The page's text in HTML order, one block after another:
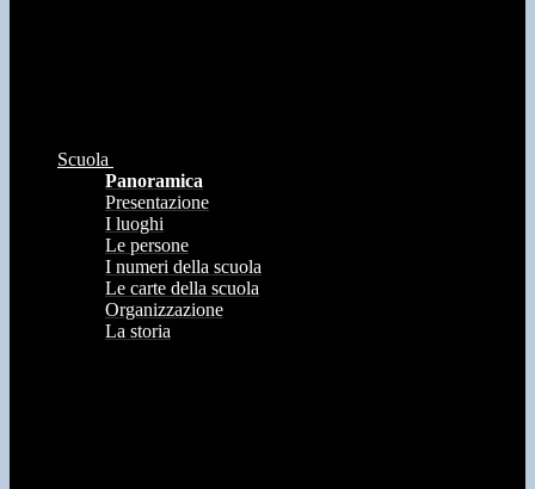
Scuola
Panoramica
Presentazione
I luoghi
Le persone
I numeri della scuola
Le carte della scuola
Organizzazione
La storia